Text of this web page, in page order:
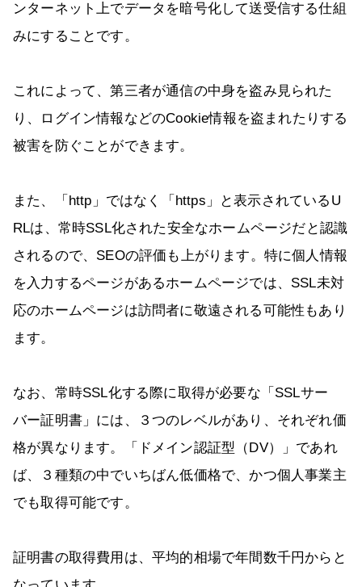
ンターネット上でデータを暗号化して送受信する仕組
みにすることです。
これによって、第三者が通信の中身を盗み見られた
り、ログイン情報などのCookie情報を盗まれたりする
被害を防ぐことができます。
また、「http」ではなく「https」と表示されているU
RLは、常時SSL化された安全なホームページだと認識
されるので、SEOの評価も上がります。特に個人情報
を入力するページがあるホームページでは、SSL未対
応のホームページは訪問者に敬遠される可能性もあり
ます。
なお、常時SSL化する際に取得が必要な「SSLサー
バー証明書」には、３つのレベルがあり、それぞれ価
格が異なります。「ドメイン認証型（DV）」であれ
ば、３種類の中でいちばん低価格で、かつ個人事業主
でも取得可能です。
証明書の取得費用は、平均的相場で年間数千円からと